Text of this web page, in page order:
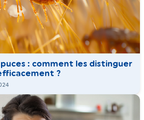
puces : comment les distinguer
?